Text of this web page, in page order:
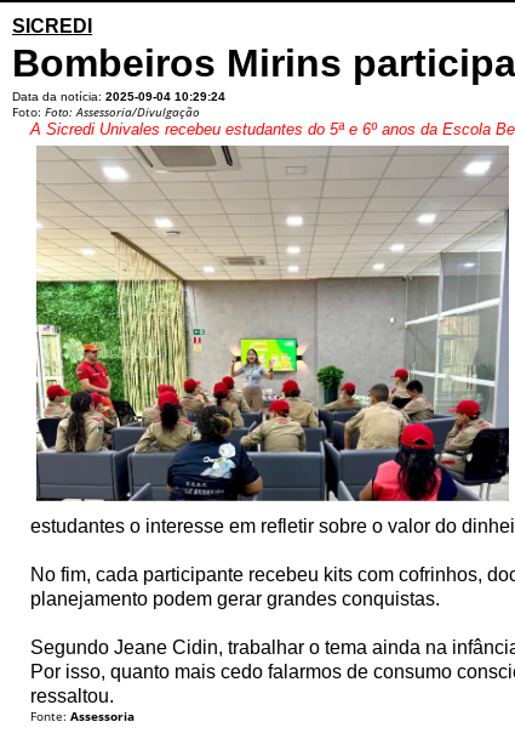
SICREDI
Bombeiros Mirins
Data da notícia: 2025-09-04 10:29:24
Foto: Foto: Assessoria/Divulgação
A Sicredi Univales recebeu estudantes do 5ª e 6º anos da Escola
estudantes o interesse em refletir sobre o valor do
No fim, cada participante recebeu kits com cofrinhos,
planejamento podem gerar grandes conquistas.
Segundo Jeane Cidin, trabalhar o tema ainda na
Por isso, quanto mais cedo falarmos de consumo
ressaltou.
Fonte: Assessoria